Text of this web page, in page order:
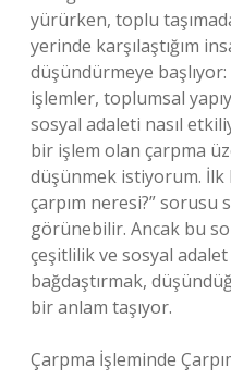
yürürken, toplu
yerinde karşılaştığım
düşündürmeye
işlemler, toplumsal
sosyal adaleti nasıl
bir işlem olan çarpma
düşünmek istiyorum. İlk
çarpım neresi?” sorusu
görünebilir. Ancak bu
çeşitlilik ve sosyal
bağdaştırmak,
bir anlam taşıyor.
Çarpma İşleminde